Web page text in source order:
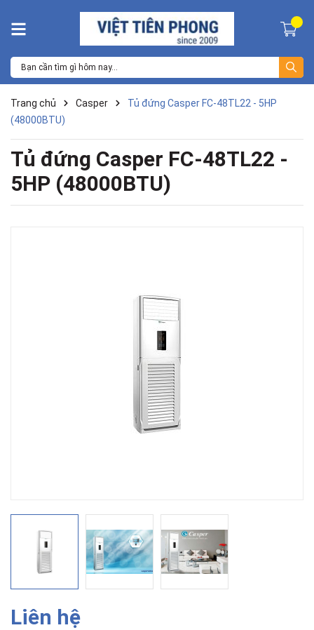
Trang chủ Casper
Tủ đứng Casper FC-48TL22 - 5HP
(48000BTU)
Tủ đứng Casper FC-48TL22 -
5HP (48000BTU)
Liên hệ